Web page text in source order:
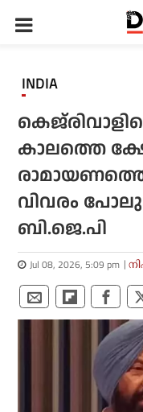
INDIA
കാലത്തെ
വിവരം
ബി.ജെ.പി
Jul 08, 2026, 5:09 pm